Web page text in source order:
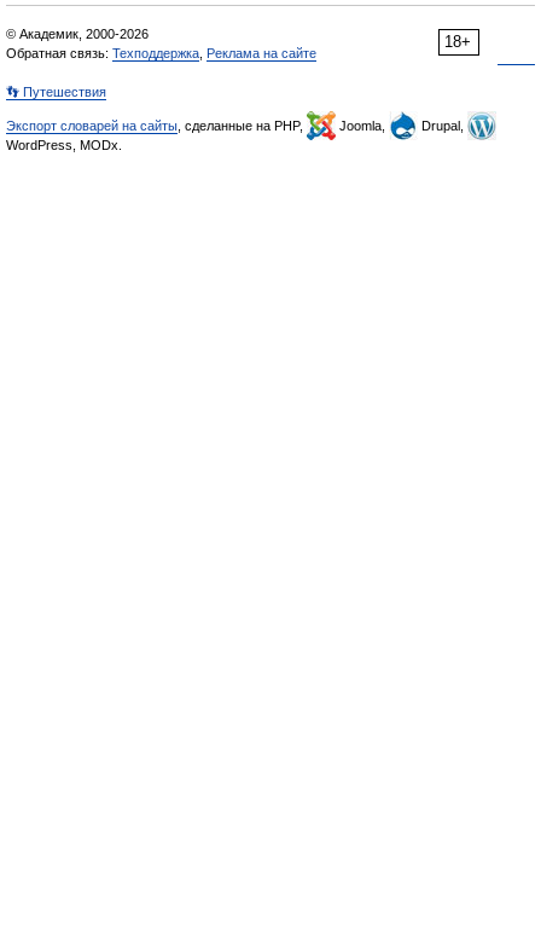
18+
© Академик, 2000-2026
Обратная связь: Техподдержка Реклама на сайте
👣 Путешествия
Экспорт словарей на сайты , сделанные на PHP, Joomla,
Drupal,
WordPress, MODx.